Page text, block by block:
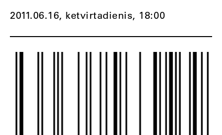
2011.06.16, ketvirtadienis, 18:00